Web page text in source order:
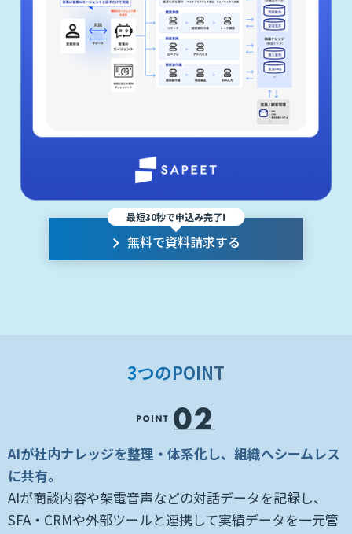
最短30秒で申込み完了!
無料で資料請求する
3つのPOINT
AIが社内ナレッジを整理・体系化し、組織へシームレス
に共有。
AIが商談内容や架電音声などの対話データを記録し、
SFA・CRMや外部ツールと連携して実績データを一元管